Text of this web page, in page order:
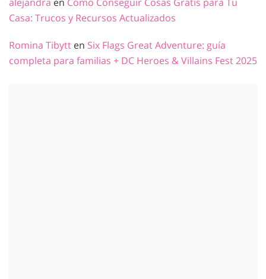
Casa: Trucos y Recursos Actualizados
Romina Tibytt en Six Flags Great Adventure: guía
completa para familias + DC Heroes & Villains Fest 2025